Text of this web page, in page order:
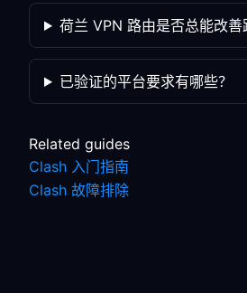
荷兰 VPN 路由是否总能改善
已验证的平台要求有哪些？
Related guides
Clash 入门指南
Clash 故障排除